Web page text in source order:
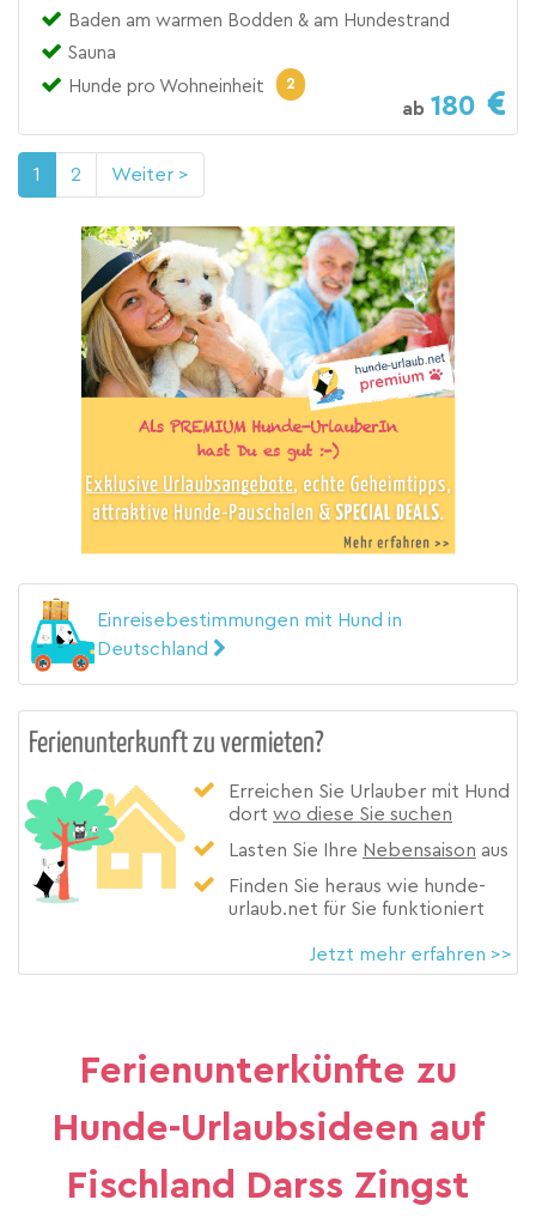
Baden am warmen Bodden & am Hundestrand
Sauna
Hunde pro Wohneinheit
2
ab 180
1 2 Weiter >
Einreisebestimmungen mit Hund in
Deutschland
Ferienunterkunft zu vermieten?
Erreichen Sie Urlauber mit Hund
dort wo diese Sie suchen
Lasten Sie Ihre Nebensaison aus
Finden Sie heraus wie hunde-
urlaub.net für Sie funktioniert
Jetzt mehr erfahren >>
Ferienunterkünfte zu
Hunde-Urlaubsideen auf
Fischland Darss Zingst